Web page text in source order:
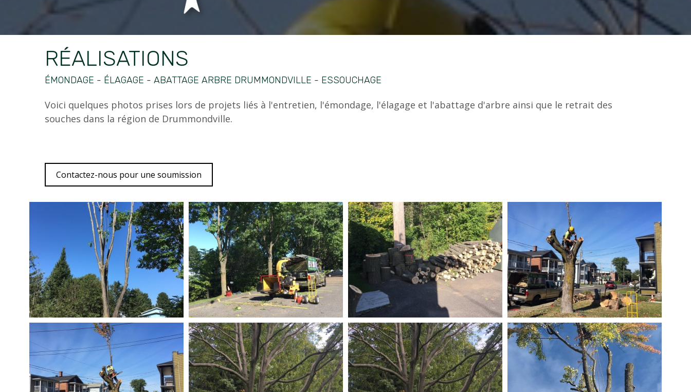
RÉALISATIONS
ÉMONDAGE - ÉLAGAGE - ABATTAGE ARBRE DRUMMONDVILLE - ESSOUCHAGE
Voici quelques photos prises lors de projets liés à l'entretien, l'émondage, l'élagage et l'abattage d'arbre ainsi que le retrait des
souches dans la région de Drummondville.
Contactez-nous pour une soumission